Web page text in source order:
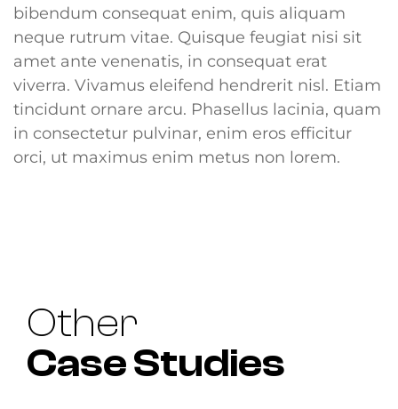
bibendum consequat enim, quis aliquam
neque rutrum vitae. Quisque feugiat nisi sit
amet ante venenatis, in consequat erat
viverra. Vivamus eleifend hendrerit nisl. Etiam
tincidunt ornare arcu. Phasellus lacinia, quam
in consectetur pulvinar, enim eros efficitur
orci, ut maximus enim metus non lorem.
Other
Case Studies